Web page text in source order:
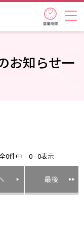
学生活協同組合
営業時
お知らせ一
0件中 0 - 0表示
最後